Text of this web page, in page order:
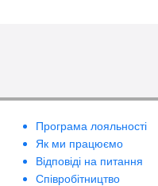
Програма лояльності
Як ми працюємо
Відповіді на питання
Співробітництво